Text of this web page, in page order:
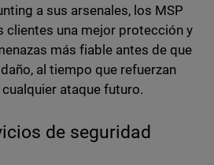
a sus arsenales, los MSP
clientes una mejor protección y
más fiable antes de que
al tiempo que refuerzan
ataque futuro.
de seguridad